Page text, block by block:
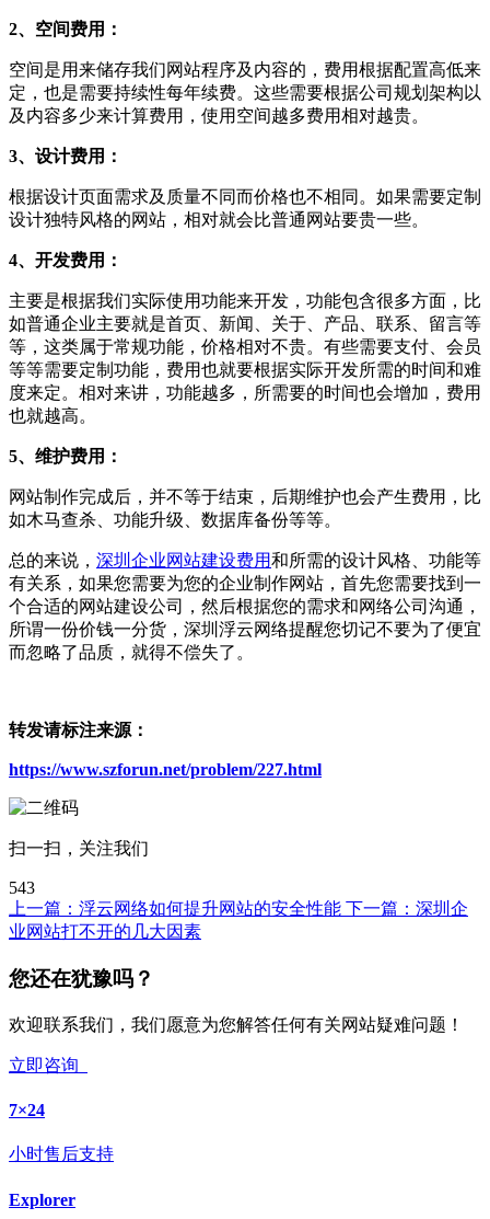
2、空间费用：
空间是用来储存我们网站程序及内容的，费用根据配置高低来
定，也是需要持续性每年续费。这些需要根据公司规划架构以
及内容多少来计算费用，使用空间越多费用相对越贵。
3、设计费用：
根据设计页面需求及质量不同而价格也不相同。如果需要定制
设计独特风格的网站，相对就会比普通网站要贵一些。
4、开发费用：
主要是根据我们实际使用功能来开发，功能包含很多方面，比
如普通企业主要就是首页、新闻、关于、产品、联系、留言等
等，这类属于常规功能，价格相对不贵。有些需要支付、会员
等等需要定制功能，费用也就要根据实际开发所需的时间和难
度来定。相对来讲，功能越多，所需要的时间也会增加，费用
也就越高。
5、维护费用：
网站制作完成后，并不等于结束，后期维护也会产生费用，比
如木马查杀、功能升级、数据库备份等等。
总的来说， 深圳企业网站建设费用和所需的设计风格、功能等
有关系，如果您需要为您的企业制作网站，首先您需要找到一
个合适的网站建设公司，然后根据您的需求和网络公司沟通，
所谓一份价钱一分货，深圳浮云网络提醒您切记不要为了便宜
而忽略了品质，就得不偿失了。
转发请标注来源：
https://www.szforun.net/problem/227.html
扫一扫，关注我们
543
上一篇： 浮云网络如何提升网站的安全性能 下一篇： 深圳企
业网站打不开的几大因素
您还在犹豫吗？
欢迎联系我们，我们愿意为您解答任何有关网站疑难问题！
立即咨询
7×24
小时售后支持
Explorer